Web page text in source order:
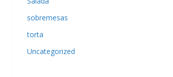
sobremesas
torta
Uncategorized